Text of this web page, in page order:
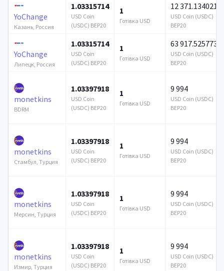
YoChange
Казань, Россия
1.03315714
USD Coin
(USDC) BEP20
1
Готівка USD
12 371.134021
USD Coin (USDC)
BEP20
YoChange
Липецк, Россия
1.03315714
USD Coin
(USDC) BEP20
1
Готівка USD
63 917.525773
USD Coin (USDC)
BEP20
monetkins
BDRM
1.03397918
USD Coin
(USDC) BEP20
1
Готівка USD
9 994
USD Coin (USDC)
BEP20
monetkins
Стамбул, Турция
1.03397918
USD Coin
(USDC) BEP20
1
Готівка USD
9 994
USD Coin (USDC)
BEP20
monetkins
Мерсин, Турция
1.03397918
USD Coin
(USDC) BEP20
1
Готівка USD
9 994
USD Coin (USDC)
BEP20
monetkins
Измир, Турция
1.03397918
USD Coin
(USDC) BEP20
1
Готівка USD
9 994
USD Coin (USDC)
BEP20